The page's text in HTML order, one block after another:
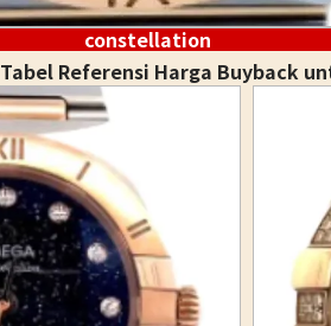
constellation
Tabel Referensi Harga Buyback